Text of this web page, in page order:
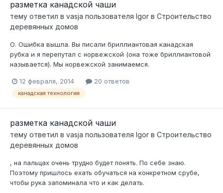
разметка канадской чаши
тему ответил в vasja пользователя Igor в Строительство
деревянных домов
О. Ошибка вышла. Вы писали бриллиантовая канадская
рубка и я перепутал с норвежской (она тоже бриллиантовой
называется). Мы норвежской занимаемся.
12 февраля, 2014 20 ответов
канадская технология
разметка канадской чаши
тему ответил в vasja пользователя Igor в Строительство
деревянных домов
, на пальцах очень трудно будет понять. По себе знаю.
Поэтому пришлось ехать обучаться на конкретном срубе,
чтобы рука запоминала что и как делать.